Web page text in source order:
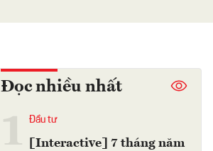
Đọc nhiều nhất
Đầu tư
[Interactive] 7 tháng năm